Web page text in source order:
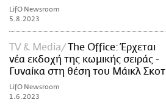
LifO Newsroom
5.8.2023
TV & Media
The Office: Έρχεται
νέα εκδοχή της κωμικής σειράς -
Γυναίκα στη θέση του Μάικλ Σκοτ
LifO Newsroom
1.6.2023